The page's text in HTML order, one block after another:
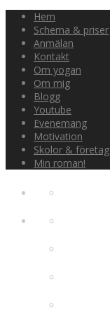
Hem
Schema & priser
Anmälan
Kontakt
Om yogan
Om mig
Blogg
Youtube
Evenemang
Motivation
Skolor & företag
Min roman!